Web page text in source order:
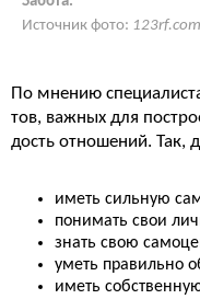
Источник фото: 123rf.com
По мнению
тов, важных для
дость отношений. Так,
иметь сильную
понимать свои
знать свою
уметь правильно
иметь